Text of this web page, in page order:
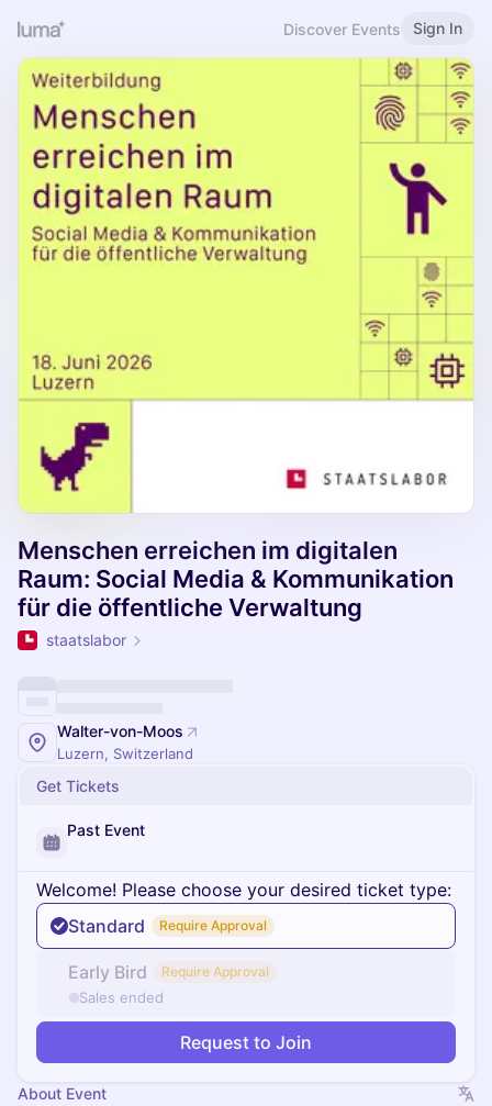
Discover Events Sign In
Menschen erreichen im digitalen
Raum: Social Media & Kommunikation
für die öffentliche Verwaltung
staatslabor
Walter-von-Moos
Luzern, Switzerland
Get Tickets
Past Event
Welcome! Please choose your desired ticket type:
Standard
Require Approval
Early Bird Require Approval
Sales ended
Request to Join
About Event